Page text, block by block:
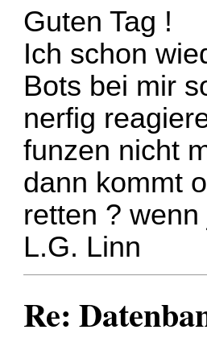
Guten Tag !
Ich schon
Bots bei mir
nerfig
funzen nicht
dann kommt
retten ?
L.G. Linn
Re: